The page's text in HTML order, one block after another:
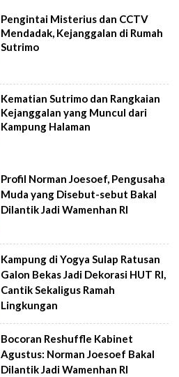
Pengintai Misterius dan CCTV
Mendadak, Kejanggalan di Rumah
Sutrimo
Kematian Sutrimo dan Rangkaian
Kejanggalan yang Muncul dari
Kampung Halaman
Profil Norman Joesoef, Pengusaha
Muda yang Disebut-sebut Bakal
Dilantik Jadi Wamenhan RI
Kampung di Yogya Sulap Ratusan
Galon Bekas Jadi Dekorasi HUT RI,
Cantik Sekaligus Ramah
Lingkungan
Bocoran Reshuffle Kabinet
Agustus: Norman Joesoef Bakal
Dilantik Jadi Wamenhan RI